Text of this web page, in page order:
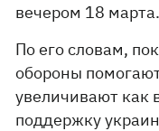
вечером 18 марта.
По его словам,
обороны
увеличивают как
поддержку